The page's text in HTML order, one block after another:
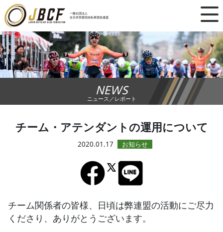
一般社団法人
全日本実業団自転車競技連盟
×
ニュース
レース日程
ランキング
チーム・選手
競技ガイド
エントリー
NEWS
ニュース／レポート
チーム・アテンダントの運用について
2020.01.17
チーム関係者の皆様、日頃は弊連盟の活動にご尽力
くださり、ありがとうございます。